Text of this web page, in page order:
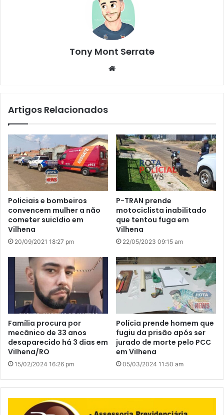
Tony Mont Serrate
te
Artigos Relacionados
Policiais e bombeiros
convencem mulher a não
cometer suicídio em
Vilhena
20/09/2021 18:27 pm
P-TRAN prende
motociclista inabilitado
que tentou fuga em
Vilhena
22/05/2023 09:15 am
Família procura por
mecânico de 33 anos
desaparecido há 3 dias em
Vilhena/RO
15/02/2024 16:26 pm
Polícia prende homem que
fugiu da prisão após ser
jurado de morte pelo PCC
em Vilhena
05/03/2024 11:50 am